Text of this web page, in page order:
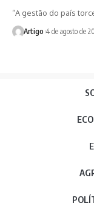
“A gestão do país
Artigo 4 de agosto de